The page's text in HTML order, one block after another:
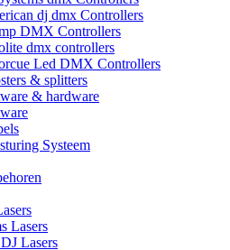
dj dmx Controllers
DMX Controllers
dmx controllers
Led DMX Controllers
& splitters
& hardware
Systeem
Lasers
Lasers